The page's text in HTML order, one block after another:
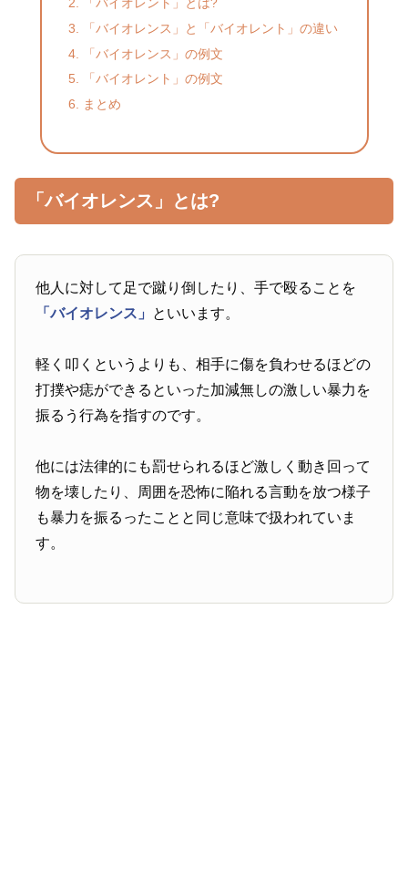
「バイオレンス」と「バイオレント」の違い
「バイオレンス」の例文
「バイオレント」の例文
まとめ
「バイオレンス」とは?
他人に対して足で蹴り倒したり、手で殴ることを
「バイオレンス」 といいます。
軽く叩くというよりも、相手に傷を負わせるほどの
打撲や痣ができるといった加減無しの激しい暴力を
振るう行為を指すのです。
他には法律的にも罰せられるほど激しく動き回って
物を壊したり、周囲を恐怖に陥れる言動を放つ様子
も暴力を振るったことと同じ意味で扱われていま
す。